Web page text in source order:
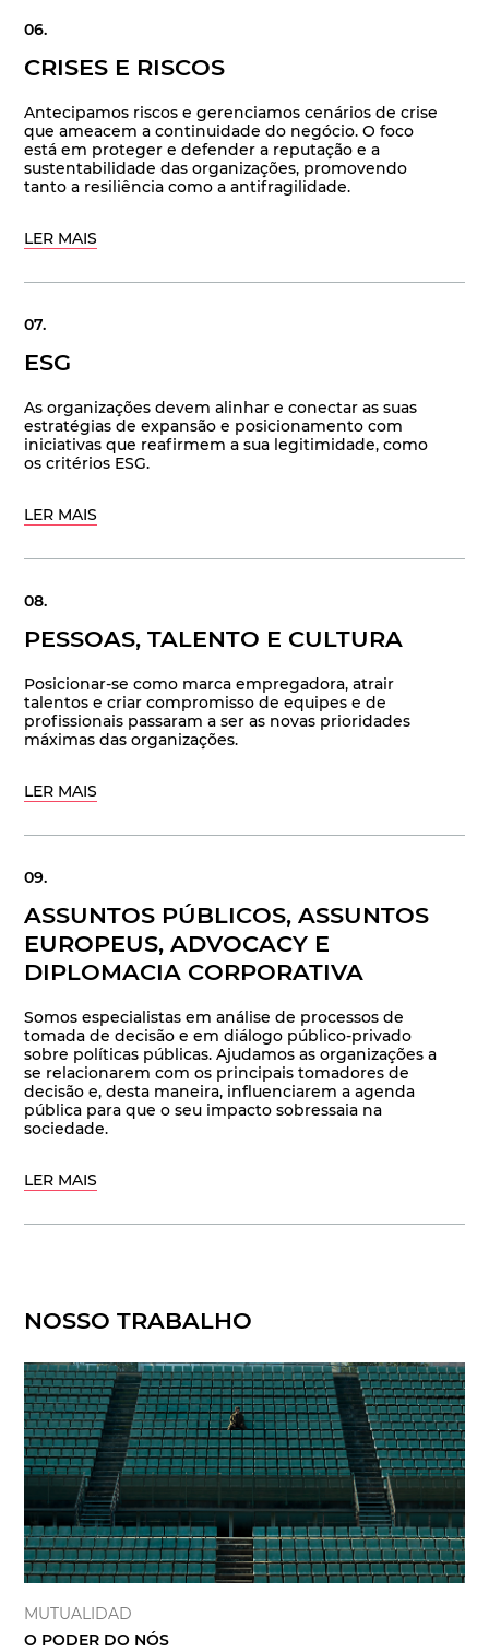
CRISES E RISCOS
Antecipamos riscos e gerenciamos cenários de crise
que ameacem a continuidade do negócio. O foco
está em proteger e defender a reputação e a
sustentabilidade das organizações, promovendo
tanto a resiliência como a antifragilidade.
LER MAIS
ESG
As organizações devem alinhar e conectar as suas
estratégias de expansão e posicionamento com
iniciativas que reafirmem a sua legitimidade, como
os critérios ESG.
LER MAIS
PESSOAS, TALENTO E CULTURA
Posicionar-se como marca empregadora, atrair
talentos e criar compromisso de equipes e de
profissionais passaram a ser as novas prioridades
máximas das organizações.
LER MAIS
ASSUNTOS PÚBLICOS, ASSUNTOS
EUROPEUS, ADVOCACY E
DIPLOMACIA CORPORATIVA
Somos especialistas em análise de processos de
tomada de decisão e em diálogo público-privado
sobre políticas públicas. Ajudamos as organizações a
se relacionarem com os principais tomadores de
decisão e, desta maneira, influenciarem a agenda
pública para que o seu impacto sobressaia na
sociedade.
LER MAIS
NOSSO TRABALHO
MUTUALIDAD
O PODER DO NÓS